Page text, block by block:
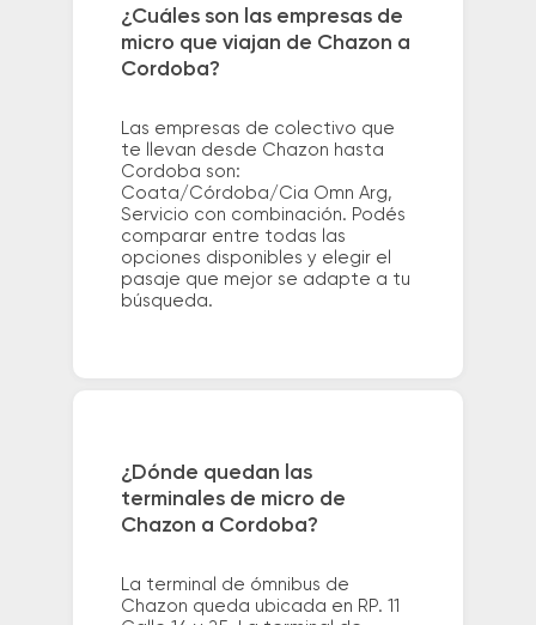
¿Cuáles son las empresas de
micro que viajan de Chazon a
Cordoba?
Las empresas de colectivo que
te llevan desde Chazon hasta
Cordoba son:
Coata/Córdoba/Cia Omn Arg,
Servicio con combinación. Podés
comparar entre todas las
opciones disponibles y elegir el
pasaje que mejor se adapte a tu
búsqueda.
¿Dónde quedan las
terminales de micro de
Chazon a Cordoba?
La terminal de ómnibus de
Chazon queda ubicada en RP. 11